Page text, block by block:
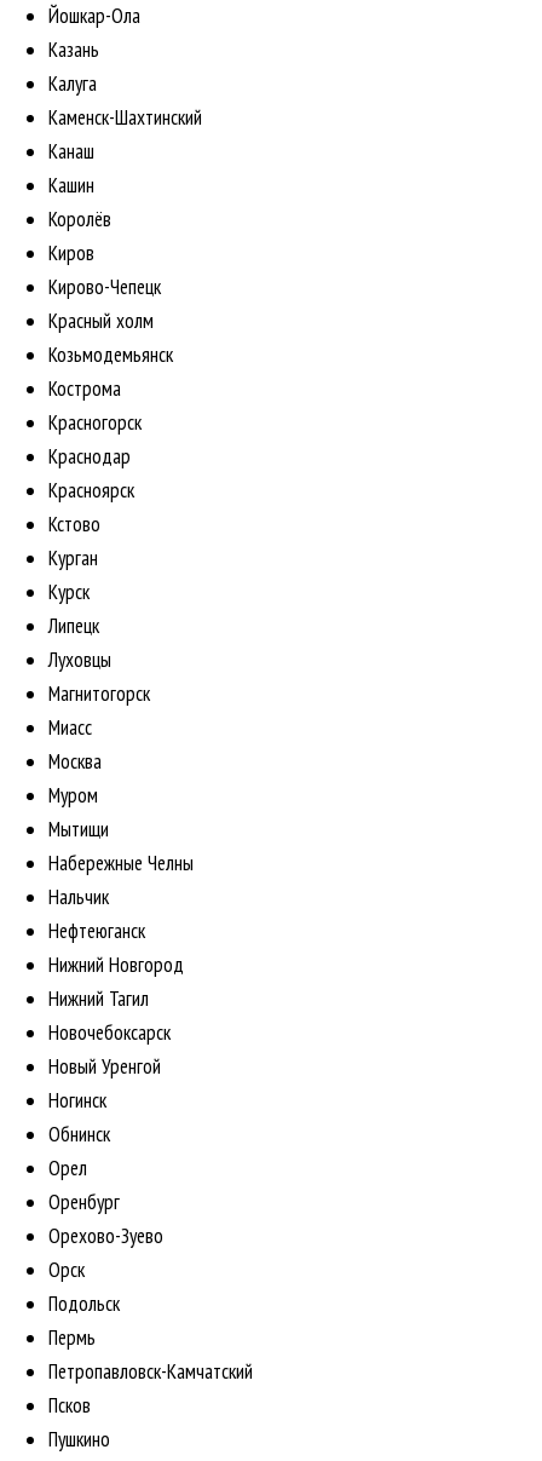
Йошкар-Ола
Казань
Калуга
Каменск-Шахтинский
Канаш
Кашин
Королёв
Киров
Кирово-Чепецк
Красный холм
Козьмодемьянск
Кострома
Красногорск
Краснодар
Красноярск
Кстово
Курган
Курск
Липецк
Луховцы
Магнитогорск
Миасс
Москва
Муром
Мытищи
Набережные Челны
Нальчик
Нефтеюганск
Нижний Новгород
Нижний Тагил
Новочебоксарск
Новый Уренгой
Ногинск
Обнинск
Орел
Оренбург
Орехово-Зуево
Орск
Подольск
Пермь
Петропавловск-Камчатский
Псков
Пушкино